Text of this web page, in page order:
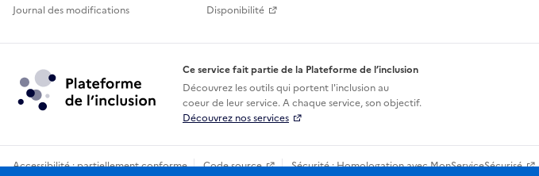
Journal des modifications
Disponibilité
Ce service fait partie de la Plateforme de l’inclusion
Découvrez les outils qui portent l'inclusion au
coeur de leur service. A chaque service, son objectif.
Découvrez nos services
Accessibilité : partiellement conforme Code source Sécurité : Homologation avec MonServiceSécurisé